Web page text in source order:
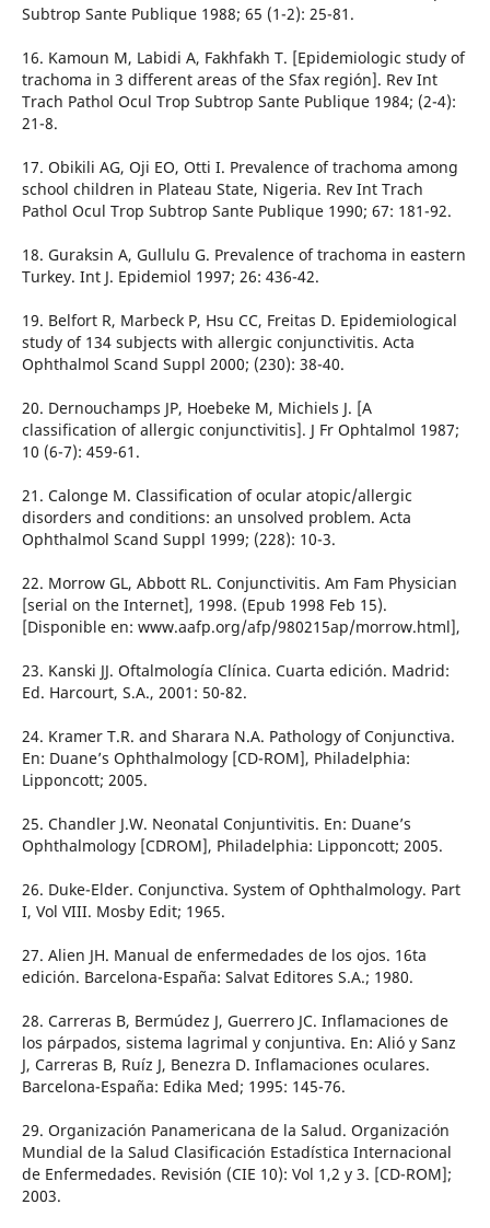
Subtrop Sante Publique 1988; 65 (1-2): 25-81.
16. Kamoun M, Labidi A, Fakhfakh T. [Epidemiologic study of
trachoma in 3 different areas of the Sfax región]. Rev Int
Trach Pathol Ocul Trop Subtrop Sante Publique 1984; (2-4):
21-8.
17. Obikili AG, Oji EO, Otti I. Prevalence of trachoma among
school children in Plateau State, Nigeria. Rev Int Trach
Pathol Ocul Trop Subtrop Sante Publique 1990; 67: 181-92.
18. Guraksin A, Gullulu G. Prevalence of trachoma in eastern
Turkey. Int J. Epidemiol 1997; 26: 436-42.
19. Belfort R, Marbeck P, Hsu CC, Freitas D. Epidemiological
study of 134 subjects with allergic conjunctivitis. Acta
Ophthalmol Scand Suppl 2000; (230): 38-40.
20. Dernouchamps JP, Hoebeke M, Michiels J. [A
classification of allergic conjunctivitis]. J Fr Ophtalmol 1987;
10 (6-7): 459-61.
21. Calonge M. Classification of ocular atopic/allergic
disorders and conditions: an unsolved problem. Acta
Ophthalmol Scand Suppl 1999; (228): 10-3.
22. Morrow GL, Abbott RL. Conjunctivitis. Am Fam Physician
[serial on the Internet], 1998. (Epub 1998 Feb 15).
[Disponible en: www.aafp.org/afp/980215ap/morrow.html],
23. Kanski JJ. Oftalmología Clínica. Cuarta edición. Madrid:
Ed. Harcourt, S.A., 2001: 50-82.
24. Kramer T.R. and Sharara N.A. Pathology of Conjunctiva.
En: Duane’s Ophthalmology [CD-ROM], Philadelphia:
Lipponcott; 2005.
25. Chandler J.W. Neonatal Conjuntivitis. En: Duane’s
Ophthalmology [CDROM], Philadelphia: Lipponcott; 2005.
26. Duke-Elder. Conjunctiva. System of Ophthalmology. Part
I, Vol VIII. Mosby Edit; 1965.
27. Alien JH. Manual de enfermedades de los ojos. 16ta
edición. Barcelona-España: Salvat Editores S.A.; 1980.
28. Carreras B, Bermúdez J, Guerrero JC. Inflamaciones de
los párpados, sistema lagrimal y conjuntiva. En: Alió y Sanz
J, Carreras B, Ruíz J, Benezra D. Inflamaciones oculares.
Barcelona-España: Edika Med; 1995: 145-76.
29. Organización Panamericana de la Salud. Organización
Mundial de la Salud Clasificación Estadística Internacional
de Enfermedades. Revisión (CIE 10): Vol 1,2 y 3. [CD-ROM];
2003.